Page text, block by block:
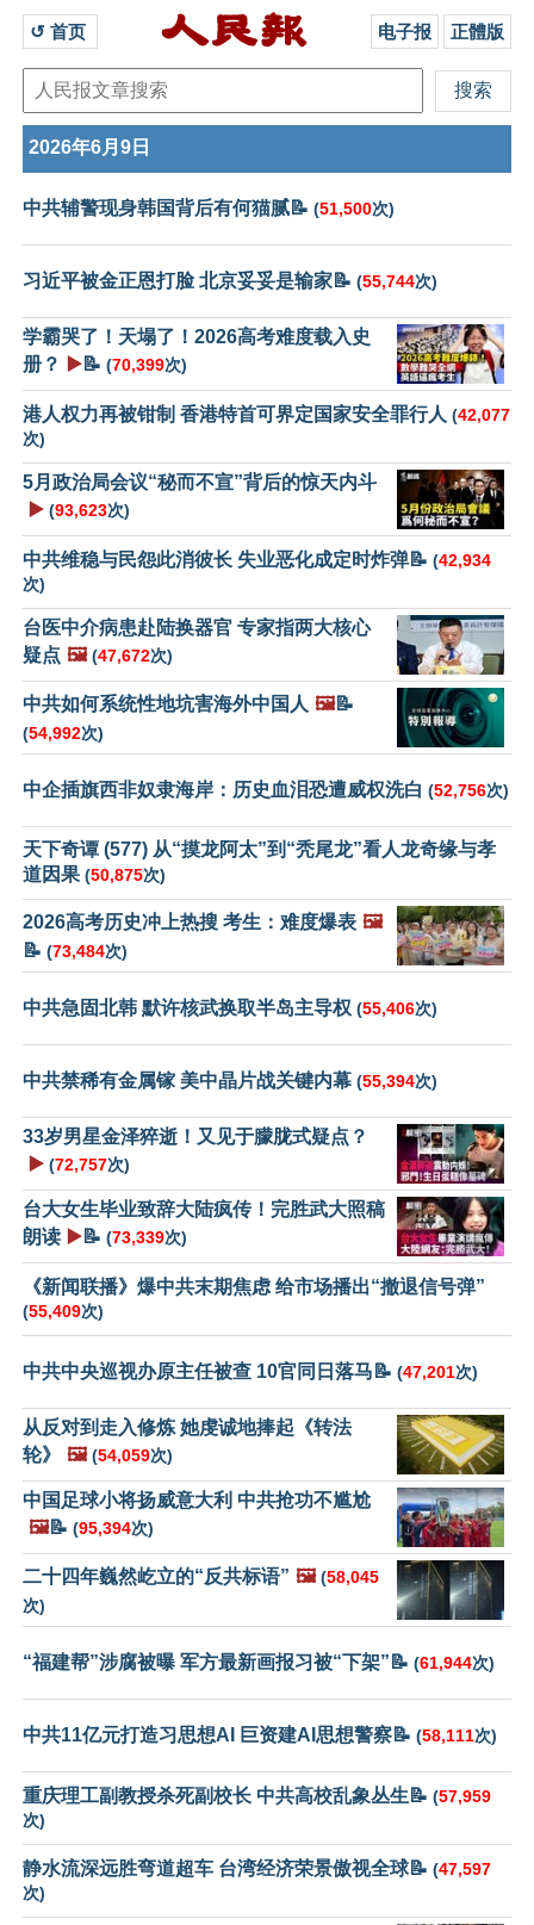
↺ 首页 电子报 正體版
2026年6月9日
中共辅警现身韩国背后有何猫腻📝 (51,500次)
习近平被金正恩打脸 北京妥妥是输家📝 (55,744次)
学霸哭了！天塌了！2026高考难度载入史
册？
▶️📝 (70,399次)
港人权力再被钳制 香港特首可界定国家安全罪行人 (42,077
次)
5月政治局会议“秘而不宣”背后的惊天内斗
▶️ (93,623次)
中共维稳与民怨此消彼长 失业恶化成定时炸弹📝 (42,934
次)
台医中介病患赴陆换器官 专家指两大核心
疑点 🖼️ (47,672次)
中共如何系统性地坑害海外中国人 🖼️📝
(54,992次)
中企插旗西非奴隶海岸：历史血泪恐遭威权洗白 (52,756次)
天下奇谭 (577) 从“摸龙阿太”到“秃尾龙”看人龙奇缘与孝
道因果 (50,875次)
2026高考历史冲上热搜 考生：难度爆表 🖼️
📝 (73,484次)
中共急固北韩 默许核武换取半岛主导权 (55,406次)
中共禁稀有金属镓 美中晶片战关键内幕 (55,394次)
33岁男星金泽猝逝！又见于朦胧式疑点？
▶️ (72,757次)
台大女生毕业致辞大陆疯传！完胜武大照稿
朗读 ▶️📝 (73,339次)
《新闻联播》爆中共末期焦虑 给市场播出“撤退信号弹”
(55,409次)
中共中央巡视办原主任被查 10官同日落马📝 (47,201次)
从反对到走入修炼 她虔诚地捧起《转法
轮》
🖼️ (54,059次)
中国足球小将扬威意大利 中共抢功不尴尬
🖼️📝 (95,394次)
二十四年巍然屹立的“反共标语” 🖼️ (58,045
次)
“福建帮”涉腐被曝 军方最新画报习被“下架”📝 (61,944次)
中共11亿元打造习思想AI 巨资建AI思想警察📝 (58,111次)
重庆理工副教授杀死副校长 中共高校乱象丛生📝 (57,959
次)
静水流深远胜弯道超车 台湾经济荣景傲视全球📝 (47,597
次)